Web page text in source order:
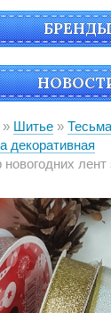
БРЕНДЫ
Шитье
декоративная
лент